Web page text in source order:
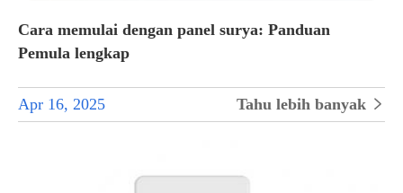
Cara memulai dengan panel surya: Panduan
Pemula lengkap
Apr 16, 2025 Tahu lebih banyak 